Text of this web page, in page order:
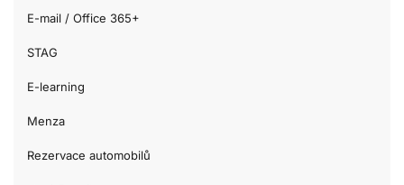
E-mail / Office 365+
STAG
E-learning
Menza
Rezervace automobilů